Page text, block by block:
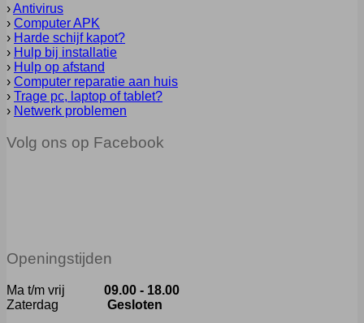
›Antivirus
› Computer APK
› Harde schijf kapot?
› Hulp bij installatie
› Hulp op afstand
› Computer reparatie aan huis
› Trage pc, laptop of tablet?
› Netwerk problemen
Volg ons op Facebook
Openingstijden
Ma t/m vrij 09.00 - 18.00
Zaterdag Gesloten